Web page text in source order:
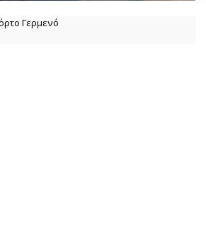
Γερμενό